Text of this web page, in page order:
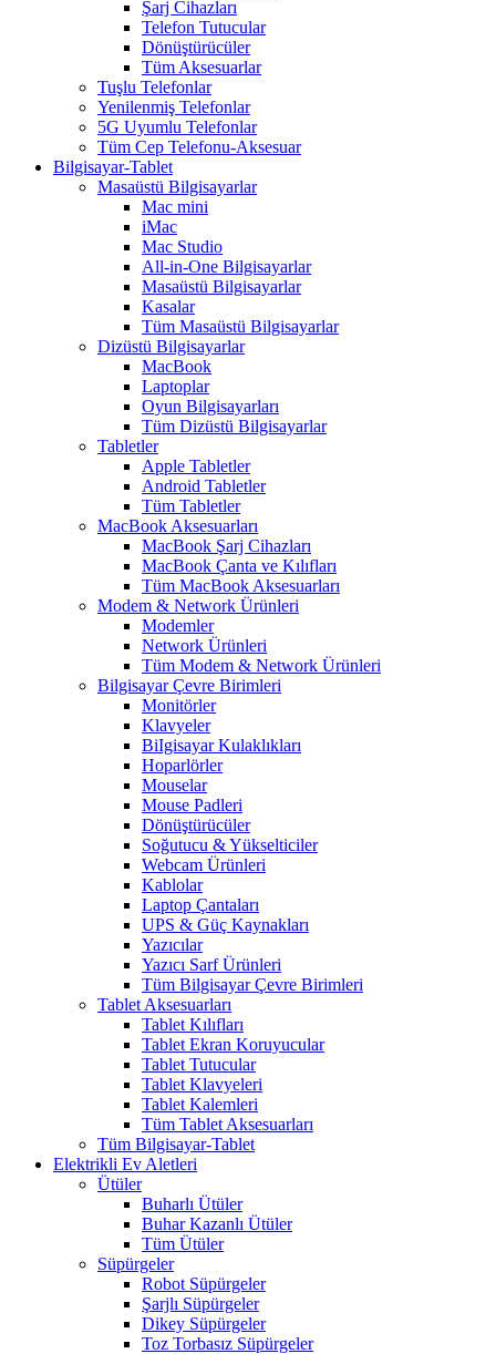
Şarj Cihazları
Telefon Tutucular
Dönüştürücüler
Tüm Aksesuarlar
Tuşlu Telefonlar
Yenilenmiş Telefonlar
5G Uyumlu Telefonlar
Tüm Cep Telefonu-Aksesuar
Bilgisayar-Tablet
Masaüstü Bilgisayarlar
Mac mini
iMac
Mac Studio
All-in-One Bilgisayarlar
Masaüstü Bilgisayarlar
Kasalar
Tüm Masaüstü Bilgisayarlar
Dizüstü Bilgisayarlar
MacBook
Laptoplar
Oyun Bilgisayarları
Tüm Dizüstü Bilgisayarlar
Tabletler
Apple Tabletler
Android Tabletler
Tüm Tabletler
MacBook Aksesuarları
MacBook Şarj Cihazları
MacBook Çanta ve Kılıfları
Tüm MacBook Aksesuarları
Modem & Network Ürünleri
Modemler
Network Ürünleri
Tüm Modem & Network Ürünleri
Bilgisayar Çevre Birimleri
Monitörler
Klavyeler
BiIgisayar Kulaklıkları
Hoparlörler
Mouselar
Mouse Padleri
Dönüştürücüler
Soğutucu & Yükselticiler
Webcam Ürünleri
Kablolar
Laptop Çantaları
UPS & Güç Kaynakları
Yazıcılar
Yazıcı Sarf Ürünleri
Tüm Bilgisayar Çevre Birimleri
Tablet Aksesuarları
Tablet Kılıfları
Tablet Ekran Koruyucular
Tablet Tutucular
Tablet Klavyeleri
Tablet Kalemleri
Tüm Tablet Aksesuarları
Tüm Bilgisayar-Tablet
Elektrikli Ev Aletleri
Ütüler
Buharlı Ütüler
Buhar Kazanlı Ütüler
Tüm Ütüler
Süpürgeler
Robot Süpürgeler
Şarjlı Süpürgeler
Dikey Süpürgeler
Toz Torbasız Süpürgeler